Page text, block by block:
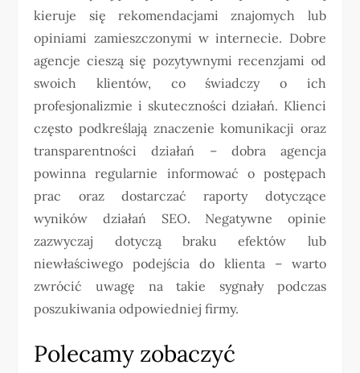
kieruje się rekomendacjami znajomych lub
opiniami zamieszczonymi w internecie. Dobre
agencje cieszą się pozytywnymi recenzjami od
swoich klientów, co świadczy o ich
profesjonalizmie i skuteczności działań. Klienci
często podkreślają znaczenie komunikacji oraz
transparentności działań – dobra agencja
powinna regularnie informować o postępach
prac oraz dostarczać raporty dotyczące
wyników działań SEO. Negatywne opinie
zazwyczaj dotyczą braku efektów lub
niewłaściwego podejścia do klienta – warto
zwrócić uwagę na takie sygnały podczas
poszukiwania odpowiedniej firmy.
Polecamy zobaczyć